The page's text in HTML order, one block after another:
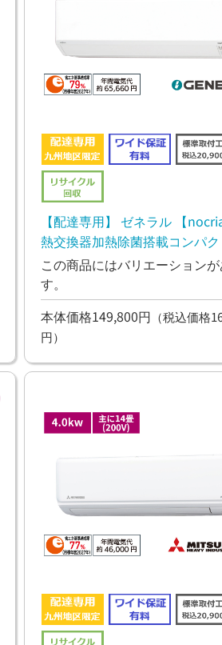
【配達専用】 ゼネラル 【
熱交換器加熱除菌搭載コンパ
コン 5.6kw
この商品にはバリエーションが
す。
本体価格149,800円 （税込価格
円）